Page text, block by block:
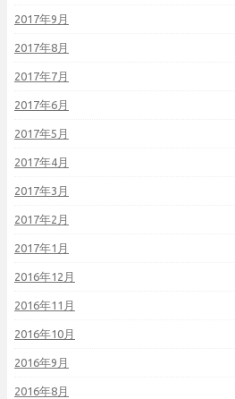
2017年9月
2017年8月
2017年7月
2017年6月
2017年5月
2017年4月
2017年3月
2017年2月
2017年1月
2016年12月
2016年11月
2016年10月
2016年9月
2016年8月